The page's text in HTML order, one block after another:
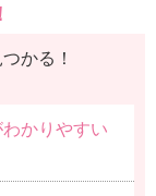
かる！
かりやすい